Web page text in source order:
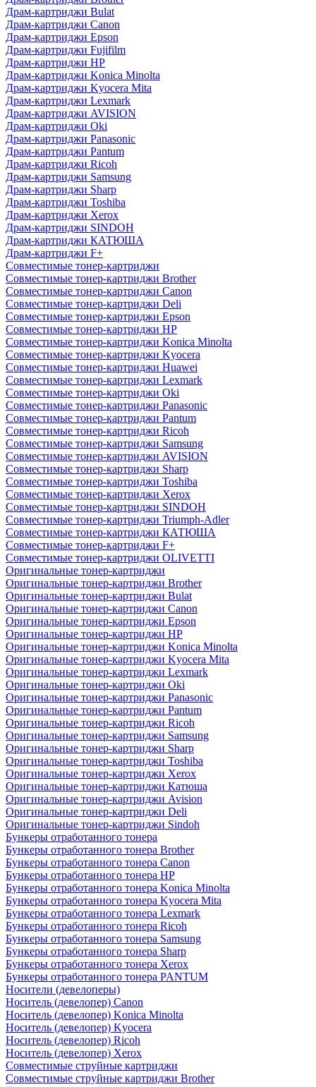
Драм-картриджи Bulat
Драм-картриджи Canon
Драм-картриджи Epson
Драм-картриджи Fujifilm
Драм-картриджи HP
Драм-картриджи Konica Minolta
Драм-картриджи Kyocera Mita
Драм-картриджи Lexmark
Драм-картриджи AVISION
Драм-картриджи Oki
Драм-картриджи Panasonic
Драм-картриджи Pantum
Драм-картриджи Ricoh
Драм-картриджи Samsung
Драм-картриджи Sharp
Драм-картриджи Toshiba
Драм-картриджи Xerox
Драм-картриджи SINDOH
Драм-картриджи КАТЮША
Драм-картриджи F+
Совместимые тонер-картриджи
Совместимые тонер-картриджи Brother
Совместимые тонер-картриджи Canon
Совместимые тонер-картриджи Deli
Совместимые тонер-картриджи Epson
Совместимые тонер-картриджи HP
Совместимые тонер-картриджи Konica Minolta
Совместимые тонер-картриджи Kyocera
Совместимые тонер-картриджи Huawei
Совместимые тонер-картриджи Lexmark
Совместимые тонер-картриджи Oki
Совместимые тонер-картриджи Panasonic
Совместимые тонер-картриджи Pantum
Совместимые тонер-картриджи Ricoh
Совместимые тонер-картриджи Samsung
Совместимые тонер-картриджи AVISION
Совместимые тонер-картриджи Sharp
Совместимые тонер-картриджи Toshiba
Совместимые тонер-картриджи Xerox
Совместимые тонер-картриджи SINDOH
Совместимые тонер-картриджи Triumph-Adler
Совместимые тонер-картриджи КАТЮША
Совместимые тонер-картриджи F+
Совместимые тонер-картриджи OLIVETTI
Оригинальные тонер-картриджи
Оригинальные тонер-картриджи Brother
Оригинальные тонер-картриджи Bulat
Оригинальные тонер-картриджи Canon
Оригинальные тонер-картриджи Epson
Оригинальные тонер-картриджи HP
Оригинальные тонер-картриджи Konica Minolta
Оригинальные тонер-картриджи Kyocera Mita
Оригинальные тонер-картриджи Lexmark
Оригинальные тонер-картриджи Oki
Оригинальные тонер-картриджи Panasonic
Оригинальные тонер-картриджи Pantum
Оригинальные тонер-картриджи Ricoh
Оригинальные тонер-картриджи Samsung
Оригинальные тонер-картриджи Sharp
Оригинальные тонер-картриджи Toshiba
Оригинальные тонер-картриджи Xerox
Оригинальные тонер-картриджи Катюша
Оригинальные тонер-картриджи Avision
Оригинальные тонер-картриджи Deli
Оригинальные тонер-картриджи Sindoh
Бункеры отработанного тонера
Бункеры отработанного тонера Brother
Бункеры отработанного тонера Canon
Бункеры отработанного тонера HP
Бункеры отработанного тонера Konica Minolta
Бункеры отработанного тонера Kyocera Mita
Бункеры отработанного тонера Lexmark
Бункеры отработанного тонера Ricoh
Бункеры отработанного тонера Samsung
Бункеры отработанного тонера Sharp
Бункеры отработанного тонера Xerox
Бункеры отработанного тонера PANTUM
Носители (девелоперы)
Носитель (девелопер) Canon
Носитель (девелопер) Konica Minolta
Носитель (девелопер) Kyocera
Носитель (девелопер) Ricoh
Носитель (девелопер) Xerox
Совместимые струйные картриджи
Совместимые струйные картриджи Brother